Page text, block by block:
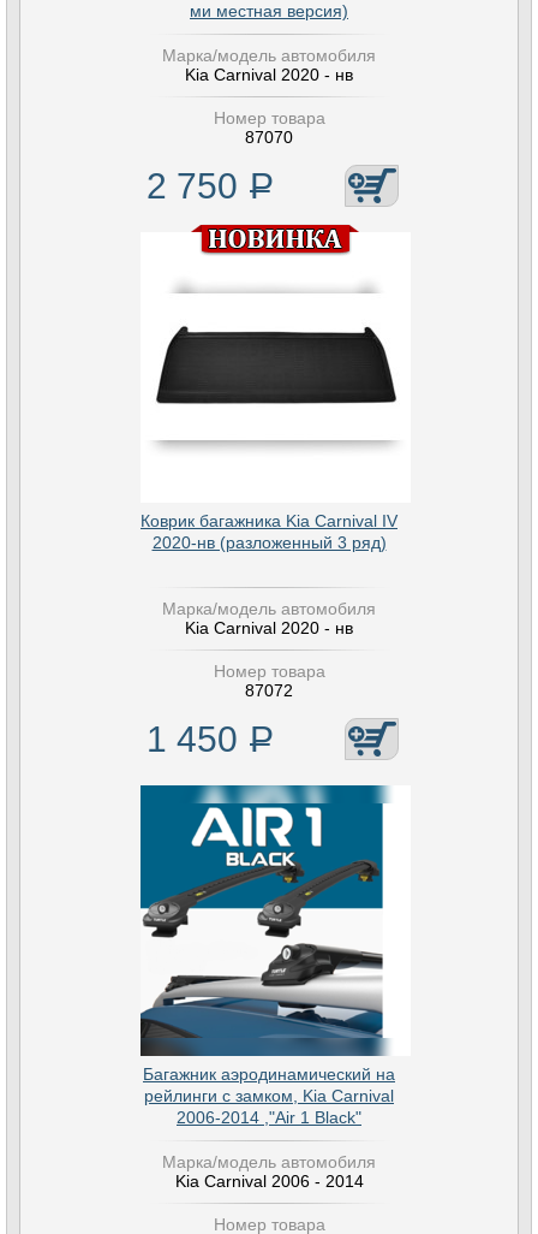
ми местная версия)
Марка/модель автомобиля
Kia Carnival 2020 - нв
Номер товара
87070
2 750 Р
Коврик багажника Kia Carnival IV
2020-нв (разложенный 3 ряд)
Марка/модель автомобиля
Kia Carnival 2020 - нв
Номер товара
87072
1 450 Р
Багажник аэродинамический на
рейлинги с замком, Kia Carnival
2006-2014 ,"Air 1 Black"
Марка/модель автомобиля
Kia Carnival 2006 - 2014
Номер товара